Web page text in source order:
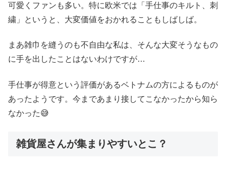
可愛くファンも多い。特に欧米では「手仕事のキルト、刺
繍」というと、大変価値をおかれることもしばしば。
まあ雑巾を縫うのも不自由な私は、そんな大変そうなもの
に手を出したことはないわけですが…
手仕事が得意という評価があるベトナムの方によるものが
あったようです。今まであまり接してこなかったから知ら
なかった😅
雑貨屋さんが集まりやすいとこ？